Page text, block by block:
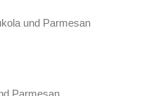
und Parmesan
Parmesan